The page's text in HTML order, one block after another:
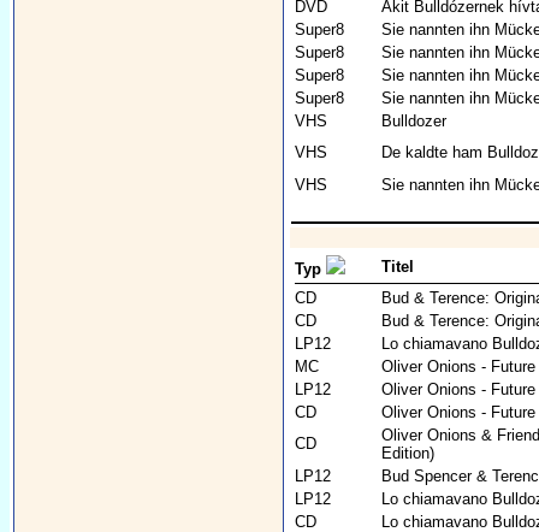
DVD
Akit Bulldózernek
Super8
Sie nannten ihn
Super8
Sie nannten ihn
Super8
Sie nannten ihn
Super8
Sie nannten ihn
VHS
Bulldozer
VHS
De kaldte ham
VHS
Sie nannten ihn
Typ
Titel
CD
Bud & Terence:
CD
Bud & Terence:
LP12
Lo chiamavano
MC
Oliver Onions -
LP12
Oliver Onions -
CD
Oliver Onions -
CD
Oliver Onions &
Edition)
LP12
Bud Spencer &
LP12
Lo chiamavano
CD
Lo chiamavano